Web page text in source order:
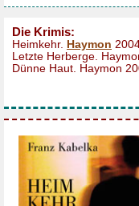
Die Krimis:
Heimkehr. Haymon
Letzte Herberge.
Dünne Haut. Haymon